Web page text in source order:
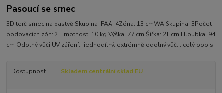
Pasoucí se srnec
3D terč srnec na pastvě Skupina IFAA: 4Zóna: 13 cmWA Skupina: 3Počet
bodovacích zón: 2 Hmotnost: 10 kg Výška: 77 cm Šířka: 21 cm Hloubka: 94
cm Odolný vůči UV záření.- jednodílný, extrémně odolný vůč... celý popis
Dostupnost Skladem centrální sklad EU